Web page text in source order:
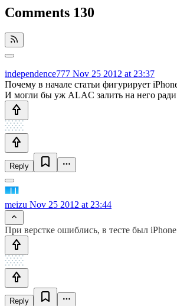
Comments 130
independence777 Nov 25 2012 at 23:37
Почему в начале статьи фигурирует
И могли бы уж ALAC залить на него ради
Reply
meizu Nov 25 2012 at 23:44
При верстке ошиблись, в тесте был
Reply